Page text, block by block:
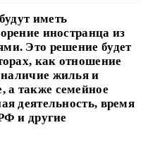
иметь
иностранца из
Это решение будет
как отношение
жилья и
а также семейное
деятельность, время
и другие